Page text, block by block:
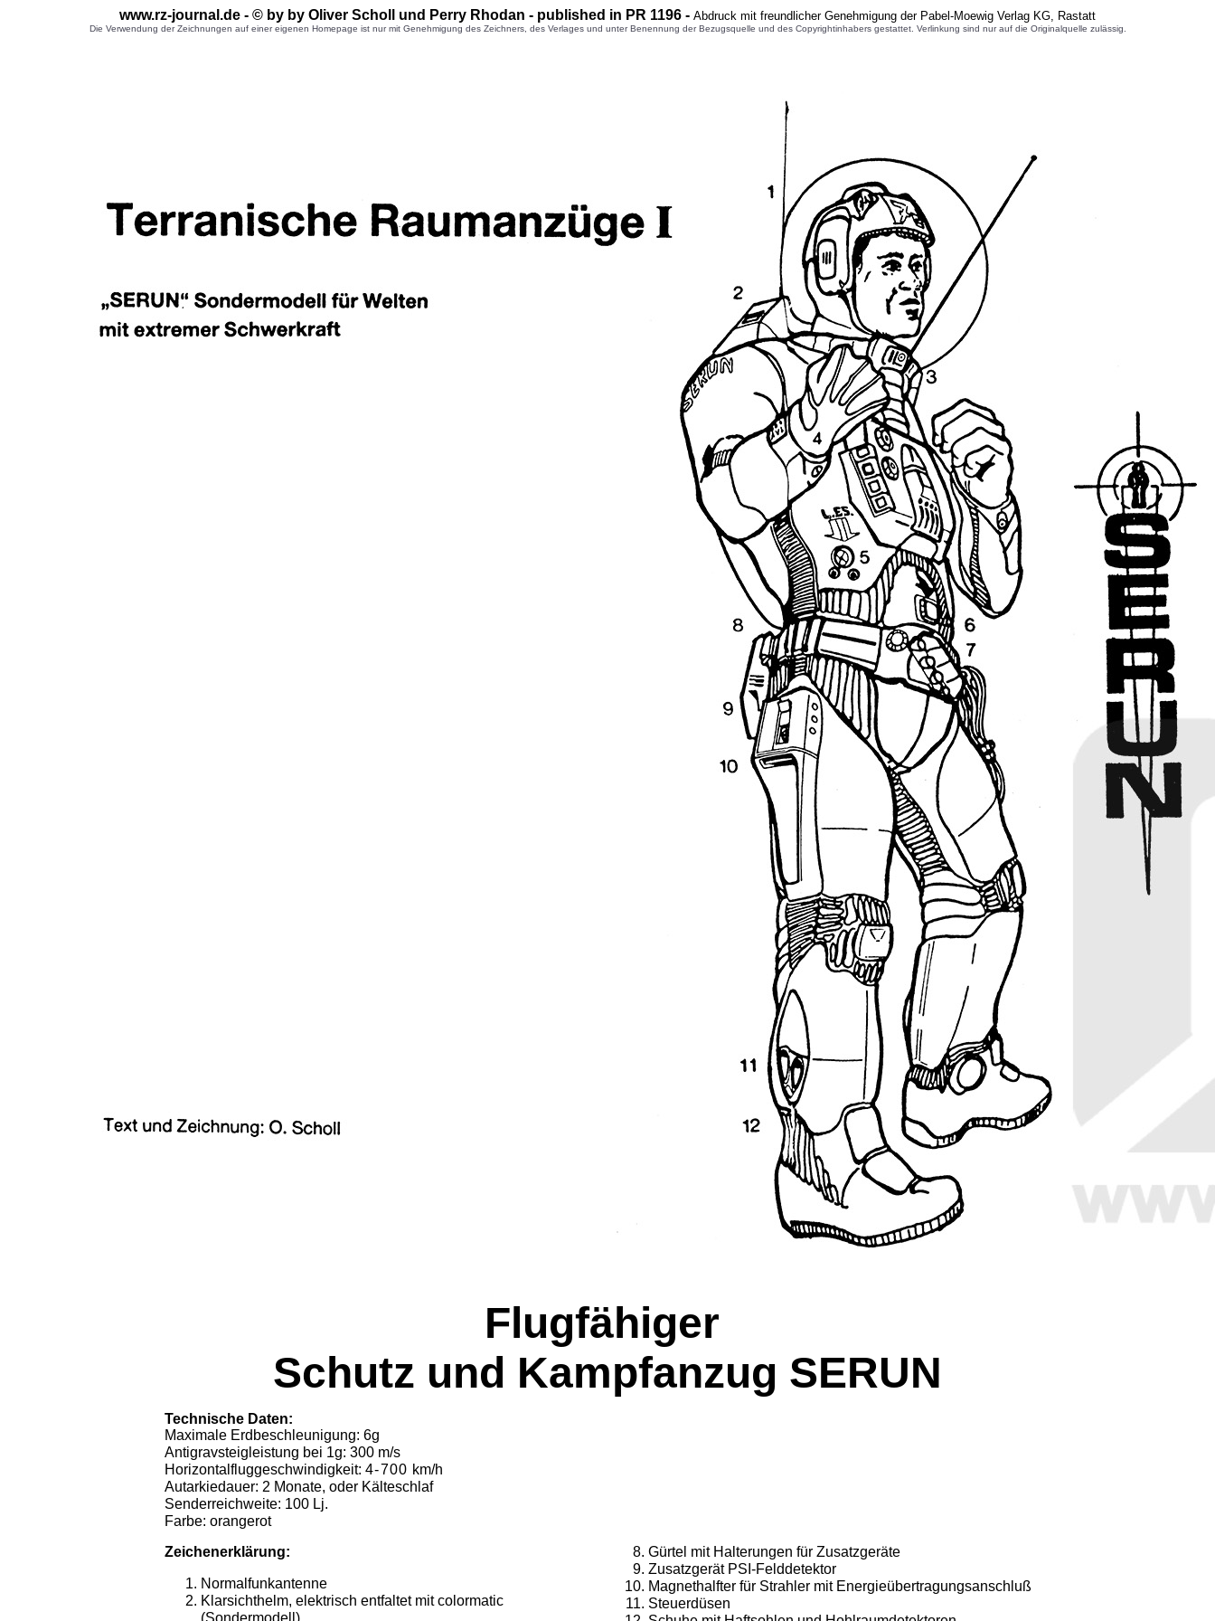
www.rz-journal.de - © by by Oliver Scholl und Perry Rhodan - published in PR 1196 - Abdruck mit freundlicher Genehmigung der Pabel-Moewig Verlag KG, Rastatt
Die Verwendung der Zeichnungen auf einer eigenen Homepage ist nur mit Genehmigung des Zeichners, des Verlages und unter Benennung der Bezugsquelle und des Copyrightinhabers gestattet. Verlinkung sind nur auf die Originalquelle zulässig.
Flugfähiger
Schutz und Kampfanzug SERUN
Technische Daten:
Maximale Erdbeschleunigung: 6g
Antigravsteigleistung bei 1g: 300 m/s
Horizontalfluggeschwindigkeit: 4-700 km/h
Autarkiedauer: 2 Monate, oder Kälteschlaf
Senderreichweite: 100 Lj.
Farbe: orangerot
Zeichenerklärung:
Normalfunkantenne
Klarsichthelm, elektrisch entfaltet mit colormatic
(Sondermodell)
Gürtel mit Halterungen für Zusatzgeräte
Zusatzgerät PSI-Felddetektor
Magnethalfter für Strahler mit Energieübertragungsanschluß
Steuerdüsen